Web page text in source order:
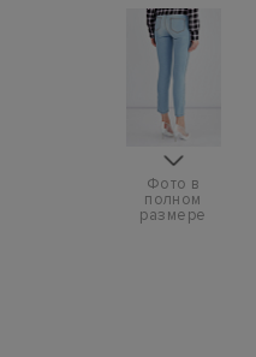
Фото в
полном
размере